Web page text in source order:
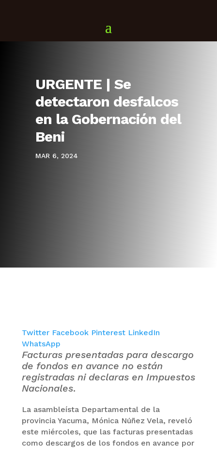
URGENTE | Se
detectaron desfalcos
en la Gobernación del
Beni
MAR 6, 2024
Twitter Facebook Pinterest LinkedIn
WhatsApp
Facturas presentadas para descargo
de fondos en avance no están
registradas ni declaras en Impuestos
Nacionales.
La asambleísta Departamental de la
provincia Yacuma, Mónica Núñez Vela, reveló
este miércoles, que las facturas presentadas
como descargos de los fondos en avance por